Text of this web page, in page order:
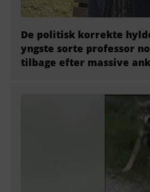
De politisk korrekte
yngste sorte professor
tilbage efter massive